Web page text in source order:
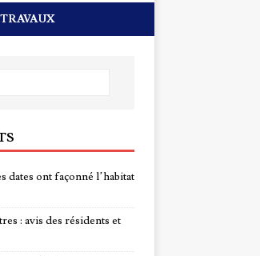
dates ont façonné l’habitat
: avis des résidents et